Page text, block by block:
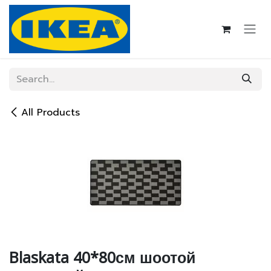
Skip to Content
All Products
Blaskata 40*80см шоотой